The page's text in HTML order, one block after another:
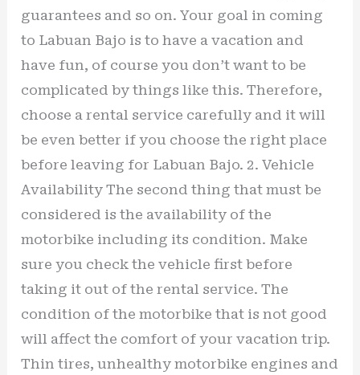
guarantees and so on. Your goal in coming
to Labuan Bajo is to have a vacation and
have fun, of course you don’t want to be
complicated by things like this. Therefore,
choose a rental service carefully and it will
be even better if you choose the right place
before leaving for Labuan Bajo. 2. Vehicle
Availability The second thing that must be
considered is the availability of the
motorbike including its condition. Make
sure you check the vehicle first before
taking it out of the rental service. The
condition of the motorbike that is not good
will affect the comfort of your vacation trip.
Thin tires, unhealthy motorbike engines and